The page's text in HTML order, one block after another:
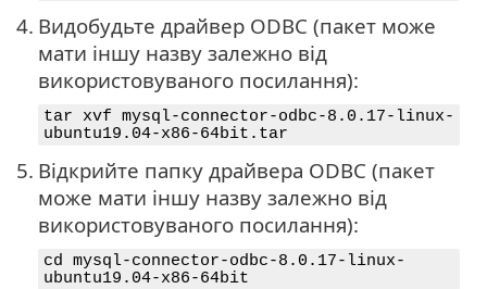
4. Видобудьте драйвер ODBC (пакет може
мати іншу назву залежно від
використовуваного посилання):
tar xvf mysql-connector-odbc-8.0.17-linux-
ubuntu19.04-x86-64bit.tar
5. Відкрийте папку драйвера ODBC (пакет
може мати іншу назву залежно від
використовуваного посилання):
cd mysql-connector-odbc-8.0.17-linux-
ubuntu19.04-x86-64bit